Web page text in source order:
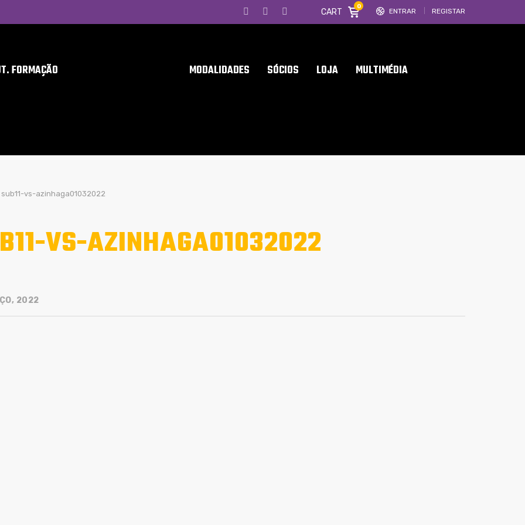
ENTRAR REGISTAR
CART
0
FORMAÇÃO MODALIDADES SÓCIOS LOJA MULTIMÉDIA
sub11-vs-azinhaga01032022
VS-AZINHAGA01032022
2022